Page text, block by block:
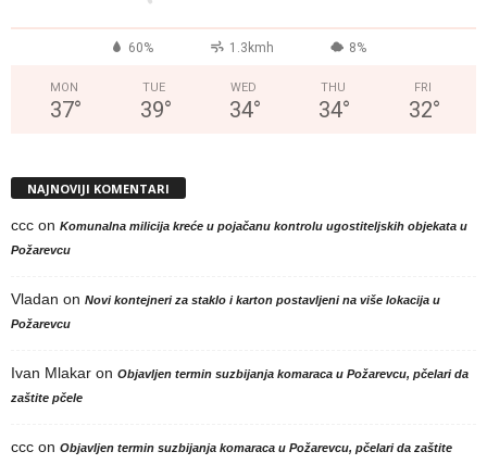
60% 1.3kmh 8%
MON
37°
TUE
39°
WED
34°
THU
34°
FRI
32°
NAJNOVIJI KOMENTARI
ccc on Komunalna milicija kreće u pojačanu kontrolu ugostiteljskih objekata u
Požarevcu
Vladan on Novi kontejneri za staklo i karton postavljeni na više lokacija u
Požarevcu
Ivan Mlakar on Objavljen termin suzbijanja komaraca u Požarevcu, pčelari da
zaštite pčele
ccc on Objavljen termin suzbijanja komaraca u Požarevcu, pčelari da zaštite